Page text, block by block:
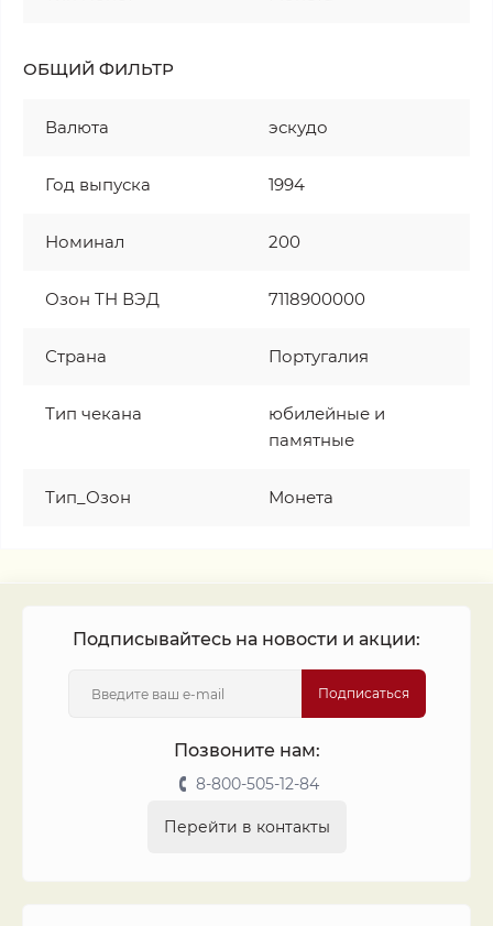
ОБЩИЙ ФИЛЬТР
Валюта эскудо
Год выпуска 1994
Номинал 200
Озон ТН ВЭД 7118900000
Страна Португалия
Тип чекана
юбилейные и
памятные
Тип_Озон Монета
Подписывайтесь на новости и акции:
Подписаться
Позвоните нам:
8-800-505-12-84
Перейти в контакты